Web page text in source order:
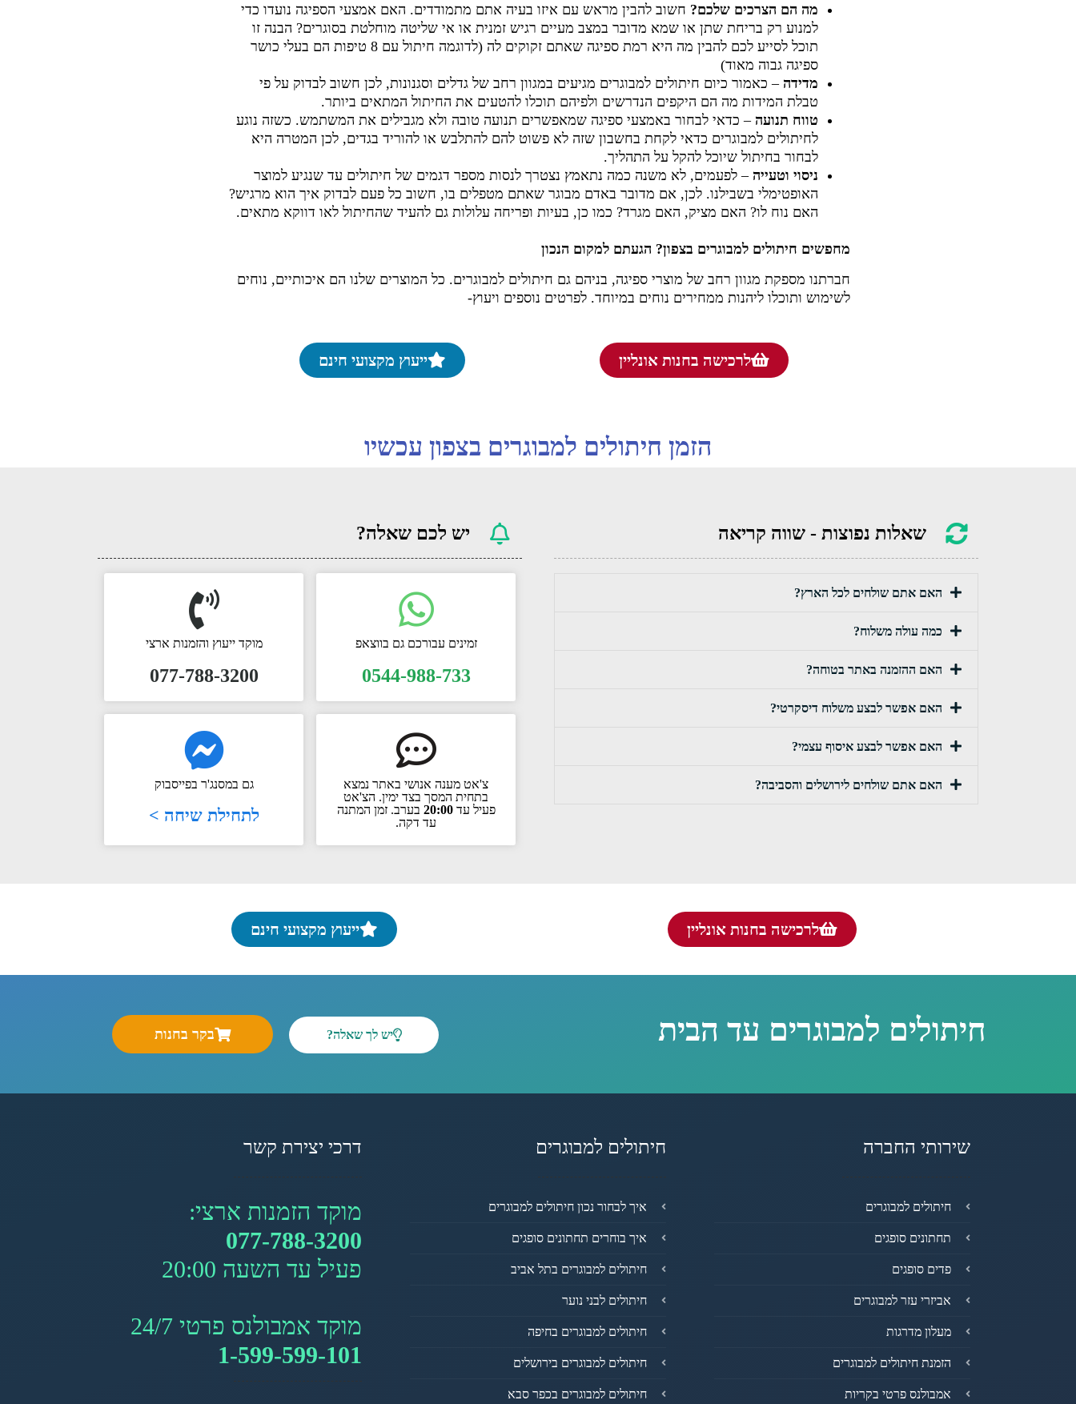
מה הם הצרכים שלכם? חשוב להבין מראש עם איזו בעיה אתם מתמודדים. האם אמצעי הספיגה נועדו כדי
למנוע רק בריחת שתן או שמא מדובר במצב מעיים רגיש זמנית או אי שליטה מוחלטת בסוגרים? הבנה זו
תוכל לסייע לכם להבין מה היא רמת ספיגה שאתם זקוקים לה (לדוגמה חיתול עם 8 טיפות הם בעלי כושר
ספיגה גבוה מאוד)
מדידה – כאמור כיום חיתולים למבוגרים מגיעים במגוון רחב של גדלים וסגנונות, לכן חשוב לבדוק על פי
טבלת המידות מה הם היקפים הנדרשים ולפיהם תוכלו להטעים את החיתול המתאים ביותר.
טווח תנועה – כדאי לבחור באמצעי ספיגה שמאפשרים תנועה טובה ולא מגבילים את המשתמש. כשזה נוגע
לחיתולים למבוגרים כדאי לקחת בחשבון שזה לא פשוט להם להתלבש או להוריד בגדים, לכן המטרה היא
לבחור בחיתול שיוכל להקל על התהליך.
ניסוי וטעייה – לפעמים, לא משנה כמה נתאמץ נצטרך לנסות מספר דגמים של חיתולים עד שנגיע למוצר
האופטימלי בשבילנו. לכן, אם מדובר באדם מבוגר שאתם מטפלים בו, חשוב כל פעם לבדוק איך הוא מרגיש?
האם נוח לו? האם מציק, האם מגרד? כמו כן, בעיות ופריחה עלולות גם להעיד שהחיתול לאו דווקא מתאים.
מחפשים חיתולים למבוגרים בצפון? הגעתם למקום הנכון
חברתנו מספקת מגוון רחב של מוצרי ספיגה, בניהם גם חיתולים למבוגרים. כל המוצרים שלנו הם איכותיים, נוחים
לשימוש ותוכלו ליהנות ממחירים נוחים במיוחד. לפרטים נוספים ויעוץ-
לרכישה בחנות אונליין ייעוץ מקצועי חינם
הזמן חיתולים למבוגרים בצפון עכשיו
שאלות נפוצות - שווה קריאה
האם אתם שולחים לכל הארץ?
כמה עולה משלוח?
האם ההזמנה באתר בטוחה?
האם אפשר לבצע משלוח דיסקרטי?
האם אפשר לבצע איסוף עצמי?
האם אתם שולחים לירושלים והסביבה?
יש לכם שאלה?
זמינים עבורכם גם בווצאפ
0544-988-733
מוקד ייעוץ והזמנות ארצי
077-788-3200
צ'אט מענה אנושי באתר נמצא
בתחית המסך בצד ימין. הצ'אט
פעיל עד20:00 בערב. זמן המתנה
עד דקה.
גם במסנג'ר בפייסבוק
לתחילת שיחה >
לרכישה בחנות אונליין ייעוץ מקצועי חינם
חיתולים למבוגרים עד הבית יש לך שאלה? בקר בחנות
שירותי החברה
חיתולים למבוגרים
תחתונים סופגים
פדים סופגים
אביזרי עזר למבוגרים
מעלון מדרגות
הזמנת חיתולים למבוגרים
אמבולנס פרטי בקריות
חיתולים למבוגרים
איך לבחור נכון חיתולים למבוגרים
איך בוחרים תחתונים סופגים
חיתולים למבוגרים בתל אביב
חיתולים לבני נוער
חיתולים למבוגרים בחיפה
חיתולים למבוגרים בירושלים
חיתולים למבוגרים בכפר סבא
דרכי יצירת קשר
מוקד הזמנות ארצי:
077-788-3200
פעיל עד השעה 20:00
מוקד אמבולנס פרטי 24/7
1-599-599-101